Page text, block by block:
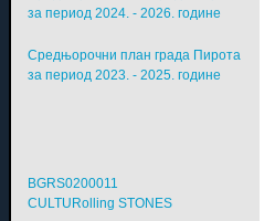
за период 2024. - 2026. године
Средњорочни план града Пирота
за период 2023. - 2025. године
BGRS0200011
CULTURolling STONES